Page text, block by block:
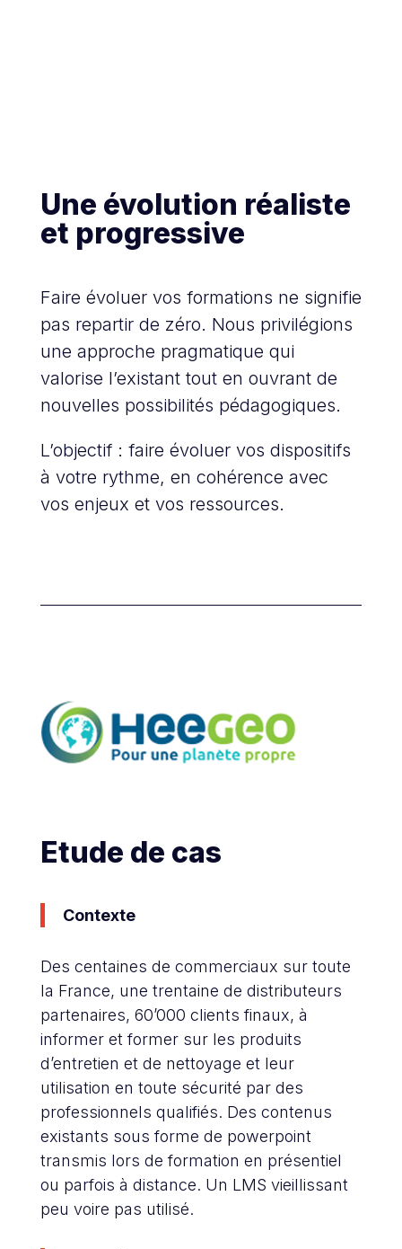
Une évolution réaliste
et progressive
Faire évoluer vos formations ne signifie
pas repartir de zéro. Nous privilégions
une approche pragmatique qui
valorise l’existant tout en ouvrant de
nouvelles possibilités pédagogiques.
L’objectif : faire évoluer vos dispositifs
à votre rythme, en cohérence avec
vos enjeux et vos ressources.
Etude de cas
Contexte
Des centaines de commerciaux sur toute
la France, une trentaine de distributeurs
partenaires, 60’000 clients finaux, à
informer et former sur les produits
d’entretien et de nettoyage et leur
utilisation en toute sécurité par des
professionnels qualifiés. Des contenus
existants sous forme de powerpoint
transmis lors de formation en présentiel
ou parfois à distance. Un LMS vieillissant
peu voire pas utilisé.